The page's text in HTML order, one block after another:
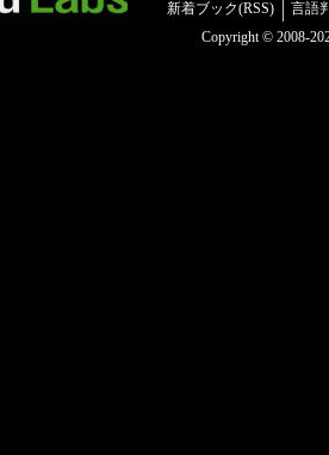
新着ブック(RSS)
言語
Copyright © 2008-